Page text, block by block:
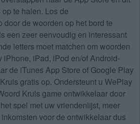
te halen. Los de
door de woorden op het bord te
een zeer eenvoudig en interessant
letters moet matchen om woorden
iPhone, iPad, iPod en/of Android-
de iTunes App Store of Google Play
gratis op. Ondersteunt u WePlay
Kruis game ontwikkelaar door
spel met uw vriendenlijst, meer
voor de ontwikkelaar dus